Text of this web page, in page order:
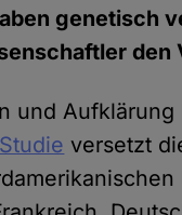
genetisch
den
und
versetzt